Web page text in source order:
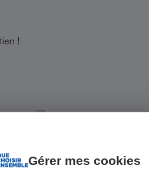
Gérer mes cookies
!